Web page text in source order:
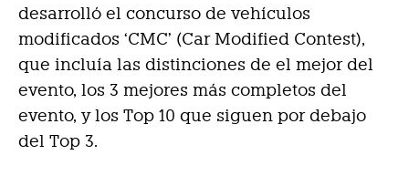
desarrolló el concurso de vehículos
modificados ‘CMC’ (Car Modified Contest),
que incluía las distinciones de el mejor del
evento, los 3 mejores más completos del
evento, y los Top 10 que siguen por debajo
del Top 3.